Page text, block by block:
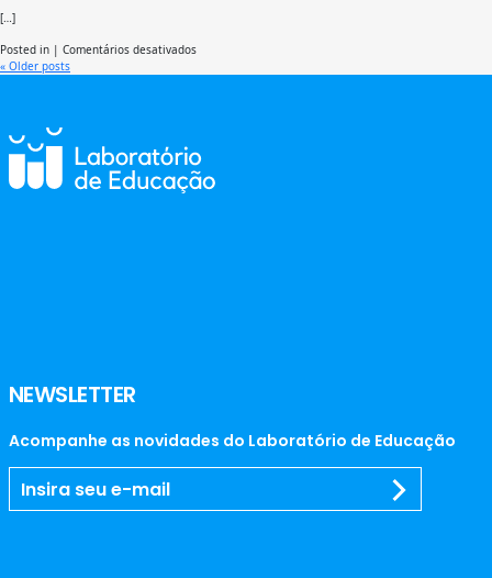
[…]
Posted in | Comentários desativadosem
« Older posts
NEWSLETTER
Acompanhe as novidades do Laboratório de Educação